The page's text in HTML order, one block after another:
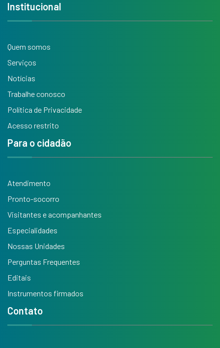
Institucional
Quem somos
Serviços
Notícias
Trabalhe conosco
Política de Privacidade
Acesso restrito
Para o cidadão
Atendimento
Pronto-socorro
Visitantes e acompanhantes
Especialidades
Nossas Unidades
Perguntas Frequentes
Editais
Instrumentos firmados
Contato